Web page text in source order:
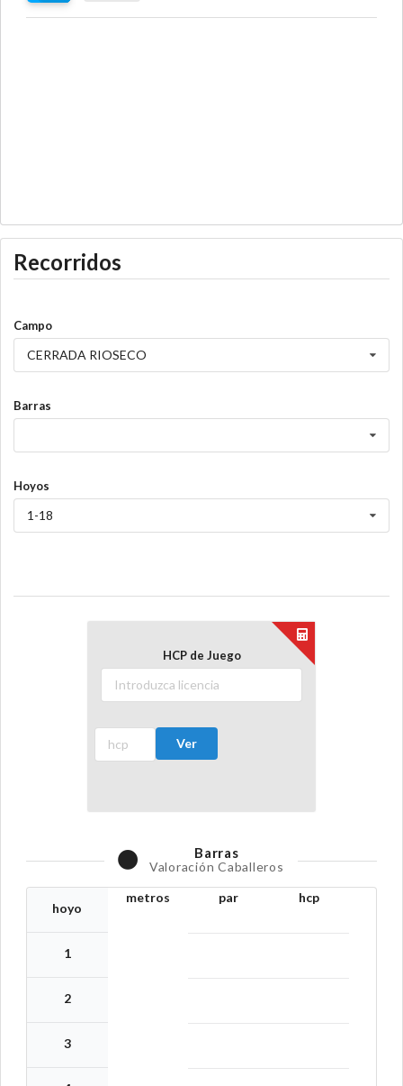
Recorridos
Campo
CERRADA RIOSECO
Barras
Hoyos
1-18
HCP de Juego
Ver
Barras
Valoración Caballeros
hoyo
1
2
3
metros par hcp